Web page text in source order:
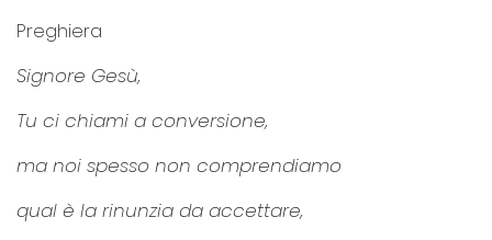
Preghiera
Signore Gesù,
Tu ci chiami a conversione,
ma noi spesso non comprendiamo
qual è la rinunzia da accettare,